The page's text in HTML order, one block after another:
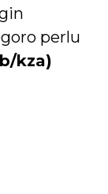
perlu
kza)